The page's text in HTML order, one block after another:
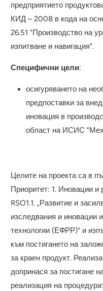
предприятието
КИД – 2008 в кода на
26.51 "Производство на
изпитване и навигация".
Специфични цели:
осигуряването на
предпоставки за
иновация в
област на ИСИС
Целите на проекта са в
Приоритет: 1. Иновации
RSO1.1. „Развитие и
изследвания и иновации
технологии (ЕФРР)“ и
към постигането на
за краен продукт.
допринася за постигане
реализация на